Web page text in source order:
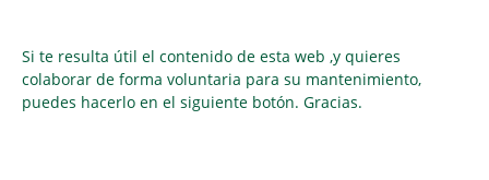
Si te resulta útil el contenido de esta web ,y quieres
colaborar de forma voluntaria para su mantenimiento,
puedes hacerlo en el siguiente botón. Gracias.